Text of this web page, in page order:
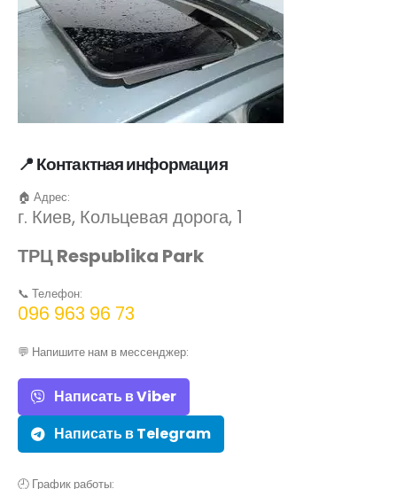
📍 Контактная информация
🏠 Адрес:
г. Киев, Кольцевая дорога, 1
ТРЦ Respublika Park
📞 Телефон:
096 963 96 73
💬 Напишите нам в мессенджер:
Написать в Viber
Написать в Telegram
🕘 График работы: